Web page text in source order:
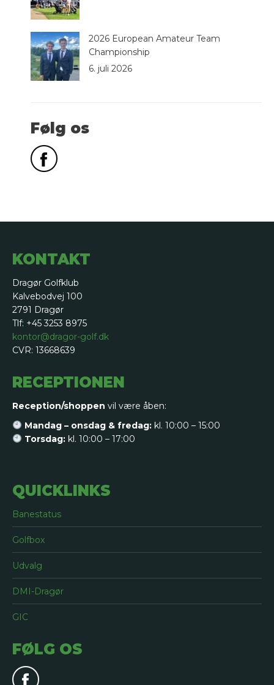
2026 European Amateur Team
Championship
6. juli 2026
Følg os
KONTAKT
Dragør Golfklub
Kalvebodvej 100
2791 Dragør
Tlf: +45 3253 8975
kontor@dragor-golf.dk
CVR: 13668639
RECEPTIONEN
Reception/shoppen vil være åben:
Mandag – onsdag & fredag:kl. 10:00 – 15:00
Torsdag:kl. 10:00 – 17:00
QUICKLINKS
Banestatus
Golfbox
Udvalg
DMI-Dragør
GIC
FØLG OS